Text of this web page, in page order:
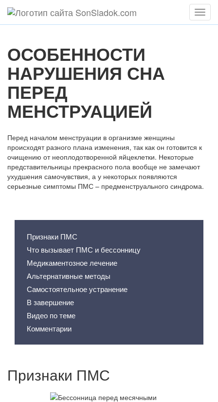
Меню
ОСОБЕННОСТИ
НАРУШЕНИЯ СНА
ПЕРЕД
МЕНСТРУАЦИЕЙ
Перед началом менструации в организме женщины
происходят разного плана изменения, так как он готовится к
очищению от неоплодотворенной яйцеклетки. Некоторые
представительницы прекрасного пола вообще не замечают
ухудшения самочувствия, а у некоторых появляются
серьезные симптомы ПМС – предменструального синдрома.
Признаки ПМС
Что вызывает ПМС и бессонницу
Медикаментозное лечение
Альтернативные методы
Самостоятельное устранение
В завершение
Видео по теме
Комментарии
Признаки ПМС